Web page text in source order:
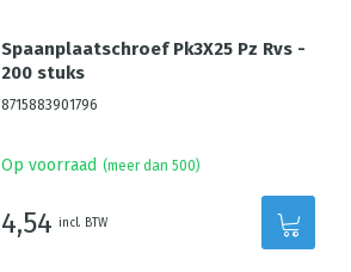
Spaanplaatschroef Pk3X25 Pz Rvs -
200 stuks
8715883901796
Op voorraad (meer dan 500)
4,54 incl. BTW